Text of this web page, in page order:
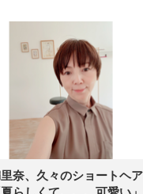
奈、久々のショートヘ